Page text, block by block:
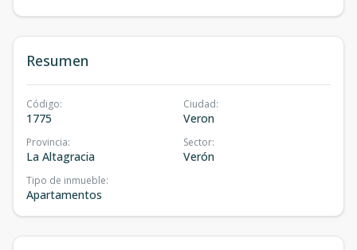
Resumen
Código:
1775
Ciudad:
Veron
Provincia:
La Altagracia
Sector:
Verón
Tipo de inmueble:
Apartamentos